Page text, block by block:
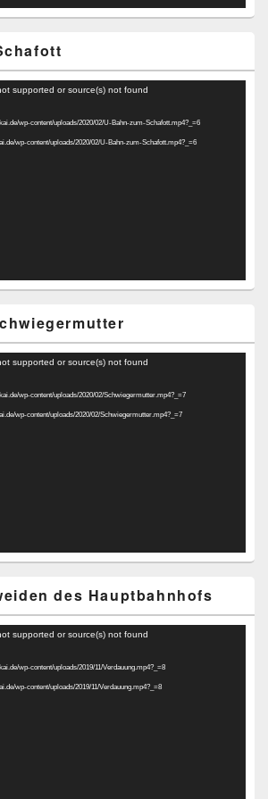
supported or source(s) not found
wp-content/uploads/2020/02/U-Bahn-zum-Schafott.mp4?_=6
wp-content/uploads/2020/02/U-Bahn-zum-Schafott.mp4?_=6
supported or source(s) not found
wp-content/uploads/2020/02/Schwiegermutter.mp4?_=7
wp-content/uploads/2020/02/Schwiegermutter.mp4?_=7
des Hauptbahnhofs
supported or source(s) not found
wp-content/uploads/2019/11/Verdauung.mp4?_=8
wp-content/uploads/2019/11/Verdauung.mp4?_=8